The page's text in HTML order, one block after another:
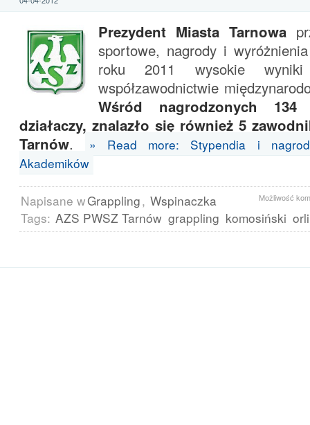
Prezydent Miasta Tarnowa
sportowe, nagrody i
roku 2011 wysokie
współzawodnictwie
Wśród nagrodzonych
działaczy, znalazło się również 5
Tarnów.
» Read more: Stypendia i
Akademików
Możliwość
Napisane wGrappling, Wspinaczka
Tags: AZS PWSZ Tarnów grappling komosiński